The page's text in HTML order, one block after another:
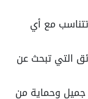
مع أي
التي تبحث عن
وحماية من